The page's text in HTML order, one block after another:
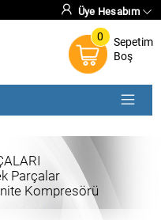
Üye Hesabım
Sepetim
0
Boş
Parçalar
Kompresörü